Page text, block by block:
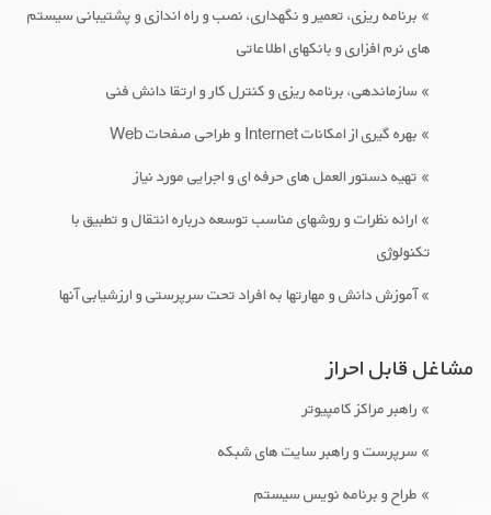
» برنامه ریزی، تعمیر و نگهداری، نصب و راه اندازی و پشتیبانی سیستم
های نرم افزاری و بانکهای اطلاعاتی
» سازماندهی، برنامه ریزی و کنترل کار و ارتقا دانش فنی
» بهره گیری از امکانات Internet و طراحی صفحات Web
» تهیه دستور العمل های حرفه ای و اجرایی مورد نیاز
» ارائه نظرات و روشهای مناسب توسعه درباره انتقال و تطبیق با
تکنولوژی
» آموزش دانش و مهارتها به افراد تحت سرپرستی و ارزشیابی آنها
مشاغل قابل احراز
» راهبر مراکز کامپیوتر
» سرپرست و راهبر سایت های شبکه
» طراح و برنامه نویس سیستم